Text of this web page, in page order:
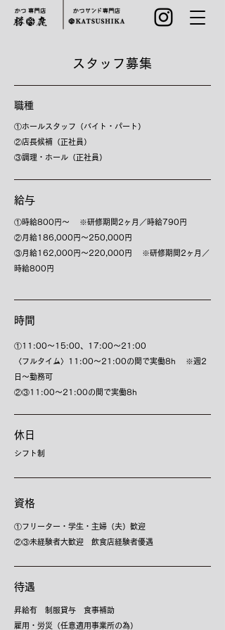
スタッフ募集
職種
①ホールスタッフ（バイト・パート）
②店長候補（正社員）
③調理・ホール（正社員）
給与
①時給800円〜 ※研修期間2ヶ月／時給790円
②月給186,000円〜250,000円
③月給162,000円〜220,000円 ※研修期間2ヶ月／
時給800円
時間
①11:00〜15:00、17:00〜21:00
〈フルタイム〉11:00〜21:00の間で実働8h ※週2
日〜勤務可
②③11:00〜21:00の間で実働8h
​休日
シフト制
​資格
①フリーター・学生・主婦（夫）歓迎
②③未経験者大歓迎 飲食店経験者優遇
​待遇
昇給有 制服貸与 食事補助
雇用・労災（任意適用事業所の為）